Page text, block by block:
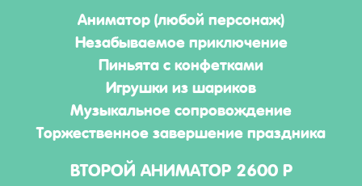
Аниматор (любой персонаж)
Незабываемое приключение
Пиньята с конфетками
Игрушки из шариков
Музыкальное сопровождение
Торжественное завершение праздника
ВТОРОЙ АНИМАТОР 2600 Р